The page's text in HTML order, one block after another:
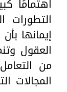
اهتمامًا
التطورات
إيمانها
العقول
من
المجالات